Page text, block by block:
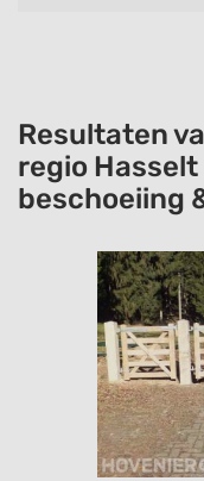
Resultaten
regio
beschoeiing